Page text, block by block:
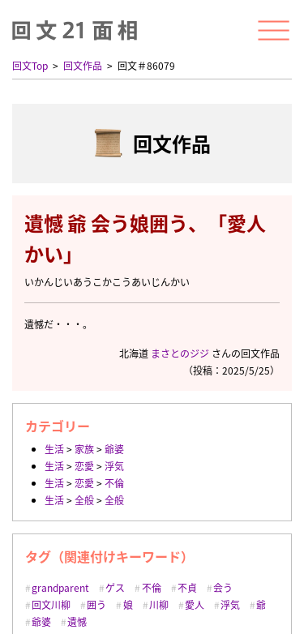
回文Top 回文作品 回文＃86079
回文作品
遺憾 爺 会う娘囲う、「愛人
かい」
いかんじいあうこかこうあいじんかい
遺憾だ・・・。
北海道 まさとのジジ さんの回文作品
（投稿：2025/5/25）
カテゴリー
生活> 家族>爺婆
生活>恋愛 >浮気
生活>恋愛 >不倫
生活>全般>全般
タグ（関連付けキーワード）
grandparent ゲス 不倫 不貞
会う
回文川柳
囲う 娘 川柳 愛人 浮気
爺
爺婆
遺憾